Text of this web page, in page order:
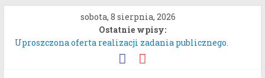
treści
sobota, 8 sierpnia, 2026
Ostatnie wpisy:
Uproszczona oferta realizacji zadania publicznego.
ZARZĄDZENIE NR 136/2026BURMISTRZA STAREGO